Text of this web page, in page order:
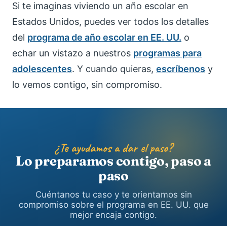
Si te imaginas viviendo un año escolar en
Estados Unidos, puedes ver todos los detalles
del programa de año escolar en EE. UU. o
echar un vistazo a nuestros programas para
adolescentes. Y cuando quieras, escríbenos y
lo vemos contigo, sin compromiso.
¿Te ayudamos a dar el paso?
Lo preparamos contigo, paso a
paso
Cuéntanos tu caso y te orientamos sin
compromiso sobre el programa en EE. UU. que
mejor encaja contigo.